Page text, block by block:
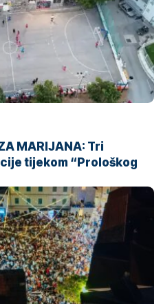
MARIJANA: Tri
tijekom “Prološkog